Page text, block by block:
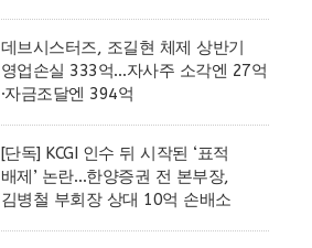
데브시스터즈, 조길현 체제 상반기
영업손실 333억…자사주 소각엔 27억
·자금조달엔 394억
[단독] KCGI 인수 뒤 시작된 ‘표적
배제’ 논란…한양증권 전 본부장,
김병철 부회장 상대 10억 손배소